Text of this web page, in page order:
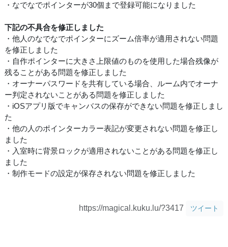
・なでなでポインターが30個まで登録可能になりました
下記の不具合を修正しました
・他人のなでなでポインターにズーム倍率が適用されない問題
を修正しました
・自作ポインターに大きさ上限値のものを使用した場合残像が
残ることがある問題を修正しました
・オーナーパスワードを共有している場合、ルーム内でオーナ
ー判定されないことがある問題を修正しました
・iOSアプリ版でキャンバスの保存ができない問題を修正しまし
た
・他の人のポインターカラー表記が変更されない問題を修正し
ました
・入室時に背景ロックが適用されないことがある問題を修正し
ました
・制作モードの設定が保存されない問題を修正しました
https://magical.kuku.lu/?3417 ツイート